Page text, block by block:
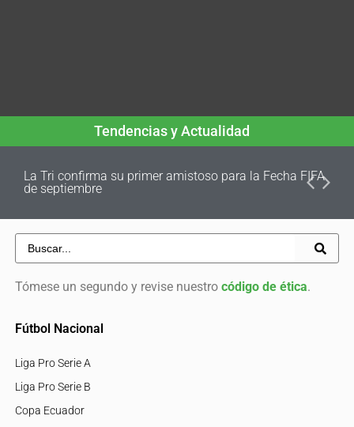
Tendencias y Actualidad
La Tri confirma su primer amistoso para la Fecha FIFA
de septiembre
Tómese un segundo y revise nuestro código de ética.
Fútbol Nacional
Liga Pro Serie A
Liga Pro Serie B
Copa Ecuador